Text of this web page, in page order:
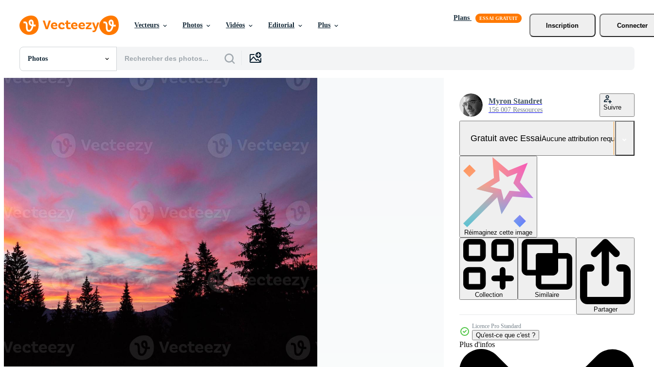
Vecteurs Photos Vidéos Editorial Plus
Plans
Inscription
Connecter
Photos
Toutes Images
Photos
Vecteurs
Vidéos
Motion graphics
Événements Éditoriaux
Myron Standret
156 007 Ressources Suivre
Gratuit avec EssaiAucune attribution requise
Réimaginez cette image
Collection
Similaire
Partager
Licence Pro Standard
Qu'est-ce que c'est ?
Plus d'infos